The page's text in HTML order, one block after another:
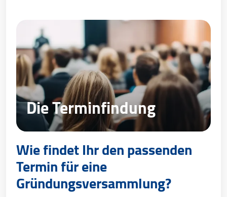
Die Terminfindung
Wie findet Ihr den passenden
Termin für eine
Gründungsversammlung?